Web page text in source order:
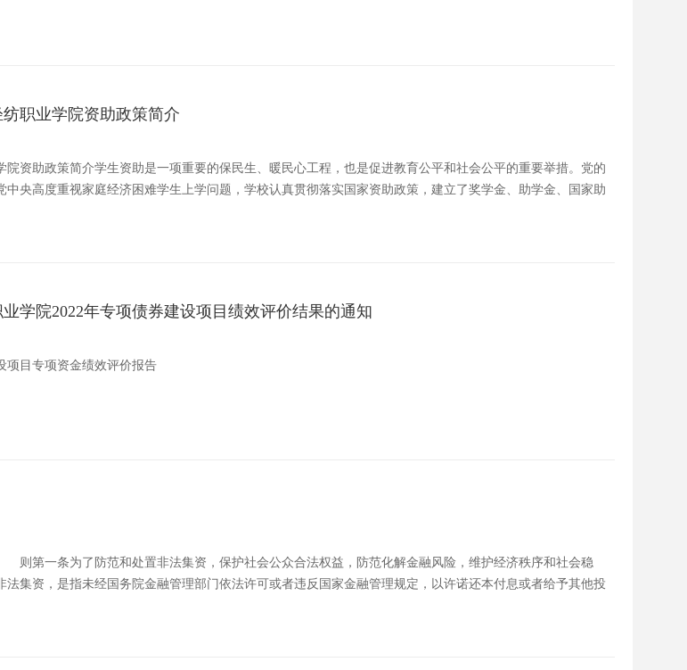
职业学院资助政策简介
资助政策简介学生资助是一项重要的保民生、暖民心工程，也是促进教育公平和社会公平的重要举措。党的
央高度重视家庭经济困难学生上学问题，学校认真贯彻落实国家资助政策，建立了奖学金、助学金、国家助
学院2022年专项债券建设项目绩效评价结果的通知
项目专项资金绩效评价报告
第一条为了防范和处置非法集资，保护社会公众合法权益，防范化解金融风险，维护经济秩序和社会稳
法集资，是指未经国务院金融管理部门依法许可或者违反国家金融管理规定，以许诺还本付息或者给予其他投